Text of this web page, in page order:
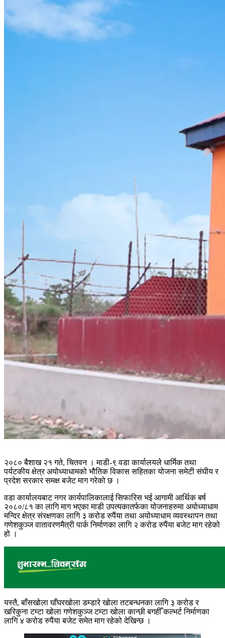
२०८० बैशाख २१ गते, चितवन । माडी-९ वडा कार्यालयले धार्मिक तथा
पर्यटकीय क्षेत्र अयोध्याधामको भौतिक विकास सहितका योजना समेटी संघीय र
प्रदेश सरकार समक्ष बजेट माग गरेको छ ।
वडा कार्यालयबाट नगर कार्यपालिकालाई सिफारिस भई आगामी आर्थिक बर्ष
२०८०/८१ का लागि माग भएका माडी उपत्यकातर्फका योजनाहरुमा अयोध्याधाम
मन्दिर क्षेत्र संरक्षणका लागि ३ करोड रुपैंया तथा अयोध्याधाम व्यवस्थापन तथा
गणेशकुञ्ज वातावरणमैत्री पार्क निर्माणका लागि २ करोड रुपैंया बजेट माग रहेको
हो ।
यस्तै, बाँसखोला घाँघरखोला डम्डारे खोलातटबन्धनका लागि ३ करोड र
खरिकुना टम्टा खोला गणेशकुञ्ज टम्टा खोला कान्छी बगहीँ कल्भर्ट निर्माणका
लागि ४ करोड रुपैंया बजेट समेत माग रहेको देखिन्छ ।